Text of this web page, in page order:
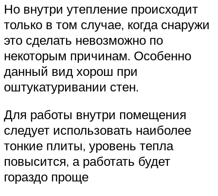
Но внутри утепление происходит
только в том случае, когда снаружи
это сделать невозможно по
некоторым причинам. Особенно
данный вид хорош при
оштукатуривании стен.
Для работы внутри помещения
следует использовать наиболее
тонкие плиты, уровень тепла
повысится, а работать будет
гораздо проще